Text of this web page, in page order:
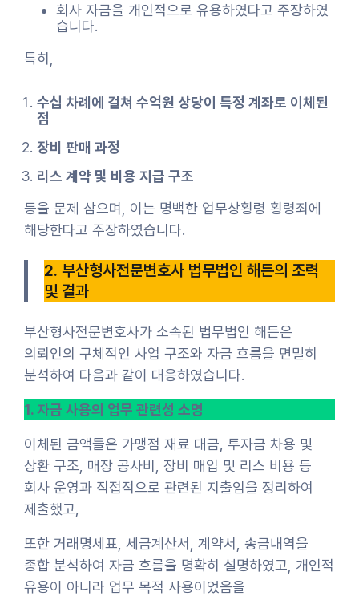
회사 자금을 개인적으로 유용하였다고 주장하였
습니다.
특히,
수십 차례에 걸쳐 수억원 상당이 특정 계좌로 이체된
점
장비 판매 과정
리스 계약 및 비용 지급 구조
등을 문제 삼으며, 이는 명백한 업무상횡령 횡령죄에
해당한다고 주장하였습니다.
2. 부산형사전문변호사 법무법인 해든의 조력
및 결과
부산형사전문변호사가 소속된 법무법인 해든은
의뢰인의 구체적인 사업 구조와 자금 흐름을 면밀히
분석하여 다음과 같이 대응하였습니다.
1. 자금 사용의 업무 관련성 소명
이체된 금액들은 가맹점 재료 대금, 투자금 차용 및
상환 구조, 매장 공사비, 장비 매입 및 리스 비용 등
회사 운영과 직접적으로 관련된 지출임을 정리하여
제출했고,
또한 거래명세표, 세금계산서, 계약서, 송금내역을
종합 분석하여 자금 흐름을 명확히 설명하였고, 개인적
유용이 아니라 업무 목적 사용이었음을